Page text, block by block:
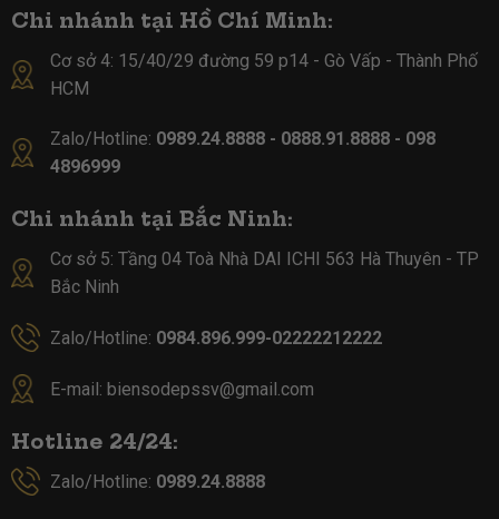
Chi nhánh tại Hồ Chí Minh:
Cơ sở 4: 15/40/29 đường 59 p14 - Gò Vấp - Thành Phố
HCM
Zalo/Hotline: 0989.24.8888 - 0888.91.8888 - 098
4896999
Chi nhánh tại Bắc Ninh:
Cơ sở 5: Tầng 04 Toà Nhà DAI ICHI 563 Hà Thuyên - TP
Bắc Ninh
Zalo/Hotline: 0984.896.999-02222212222
E-mail: biensodepssv@gmail.com
Hotline 24/24:
Zalo/Hotline: 0989.24.8888